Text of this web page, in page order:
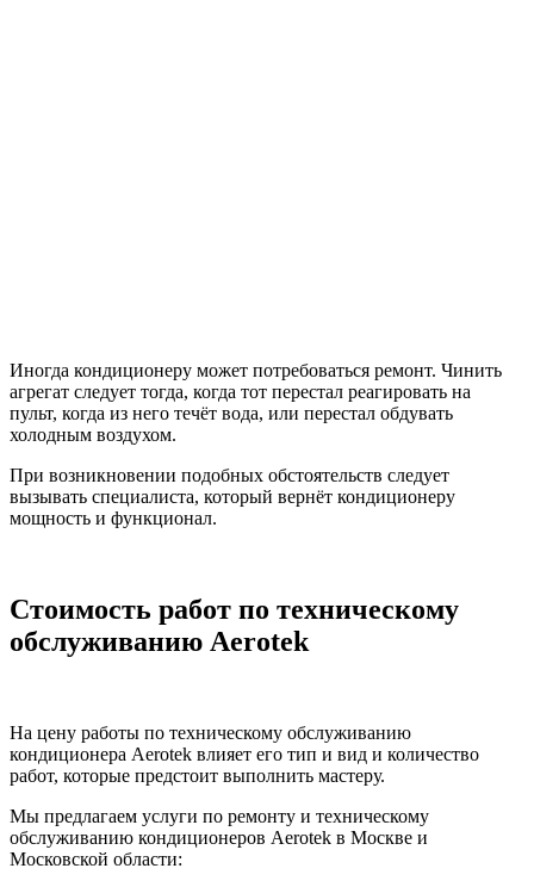
Иногда кондиционеру может потребоваться ремонт. Чинить
агрегат следует тогда, когда тот перестал реагировать на
пульт, когда из него течёт вода, или перестал обдувать
холодным воздухом.
При возникновении подобных обстоятельств следует
вызывать специалиста, который вернёт кондиционеру
мощность и функционал.
Стоимость работ по техническому
обслуживанию Aerotek
На цену работы по техническому обслуживанию
кондиционера Aerotek влияет его тип и вид и количество
работ, которые предстоит выполнить мастеру.
Мы предлагаем услуги по ремонту и техническому
обслуживанию кондиционеров Aerotek в Москве и
Московской области: